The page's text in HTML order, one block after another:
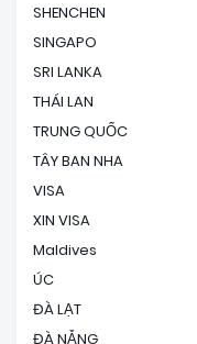
SHENCHEN
SINGAPO
SRI LANKA
THÁI LAN
TRUNG QUỐC
TÂY BAN NHA
VISA
XIN VISA
Maldives
ÚC
ĐÀ LẠT
ĐÀ NẴNG